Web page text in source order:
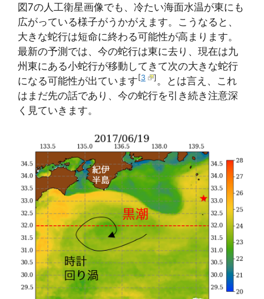
図7の人工衛星画像でも、冷たい海面水温が東にも
広がっている様子がうかがえます。こうなると、
大きな蛇行は短命に終わる可能性が高まります。
最新の予測では、今の蛇行は東に去り、現在は九
州東にある小蛇行が移動してきて次の大きな蛇行
になる可能性が出ています [3 ] 。とは言え、これ
はまだ先の話であり、今の蛇行を引き続き注意深
く見ていきます。